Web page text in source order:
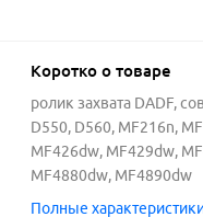
Коротко о товаре
ролик захвата DADF,
D550, D560, MF216n,
MF426dw, MF429dw,
MF4880dw, MF4890dw
Полные